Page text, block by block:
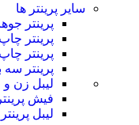
سایر پرینتر ها
پرینتر
پرینتر
پرینتر
پرینتر سه
لیبل زن و
فیش پرینتر
لیبل پرینتر